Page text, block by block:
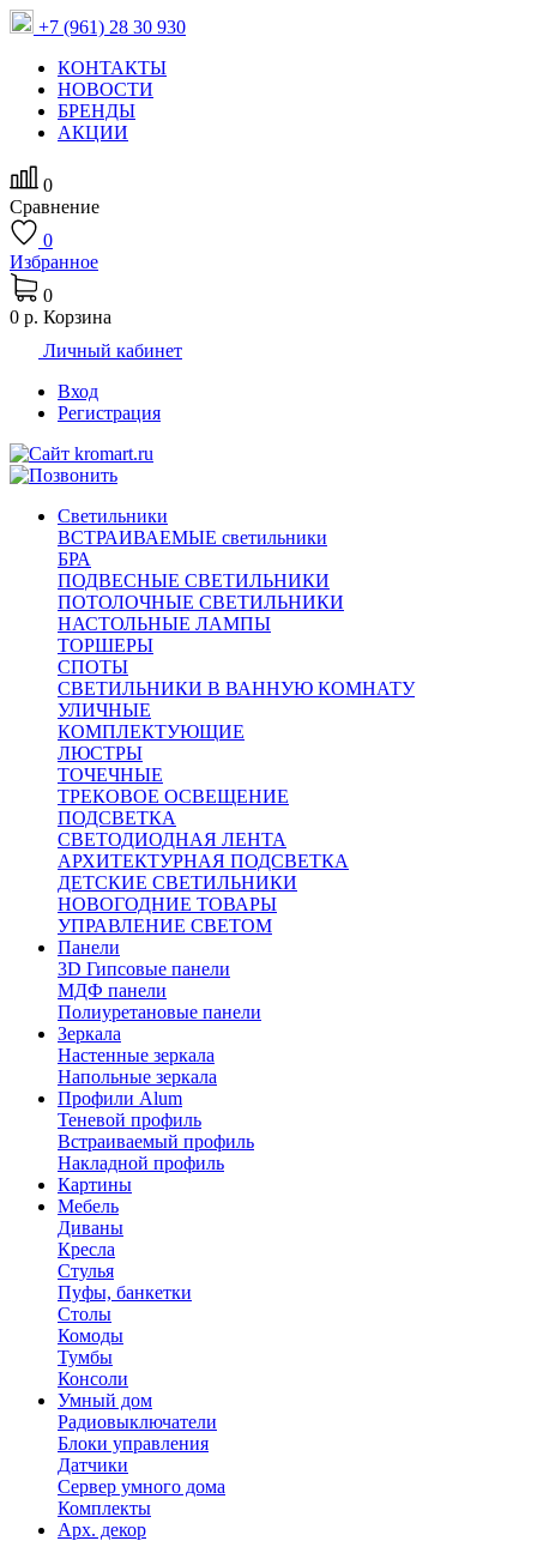
+7 (961) 28 30 930
КОНТАКТЫ
НОВОСТИ
БРЕНДЫ
АКЦИИ
0
Сравнение
0
Избранное
0
0 р. Корзина
Личный кабинет
Вход
Регистрация
Светильники
ВСТРАИВАЕМЫЕ светильники
БРА
ПОДВЕСНЫЕ СВЕТИЛЬНИКИ
ПОТОЛОЧНЫЕ СВЕТИЛЬНИКИ
НАСТОЛЬНЫЕ ЛАМПЫ
ТОРШЕРЫ
СПОТЫ
СВЕТИЛЬНИКИ В ВАННУЮ КОМНАТУ
УЛИЧНЫЕ
КОМПЛЕКТУЮЩИЕ
ЛЮСТРЫ
ТОЧЕЧНЫЕ
ТРЕКОВОЕ ОСВЕЩЕНИЕ
ПОДСВЕТКА
СВЕТОДИОДНАЯ ЛЕНТА
АРХИТЕКТУРНАЯ ПОДСВЕТКА
ДЕТСКИЕ СВЕТИЛЬНИКИ
НОВОГОДНИЕ ТОВАРЫ
УПРАВЛЕНИЕ СВЕТОМ
Панели
3D Гипсовые панели
МДФ панели
Полиуретановые панели
Зеркала
Настенные зеркала
Напольные зеркала
Профили Alum
Теневой профиль
Встраиваемый профиль
Накладной профиль
Картины
Мебель
Диваны
Кресла
Стулья
Пуфы, банкетки
Столы
Комоды
Тумбы
Консоли
Умный дом
Радиовыключатели
Блоки управления
Датчики
Сервер умного дома
Комплекты
Арх. декор